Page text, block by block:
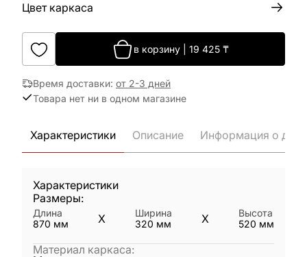
Цвет каркаса
в корзину 19 425 ₸
Время доставки: от 2-3 дней
Товара нет ни в одном магазине
Характеристики Описание Информация о
Характеристики
Размеры:
Длина
870 мм X
Ширина
320 мм X
Высота
520 мм
Материал каркаса: